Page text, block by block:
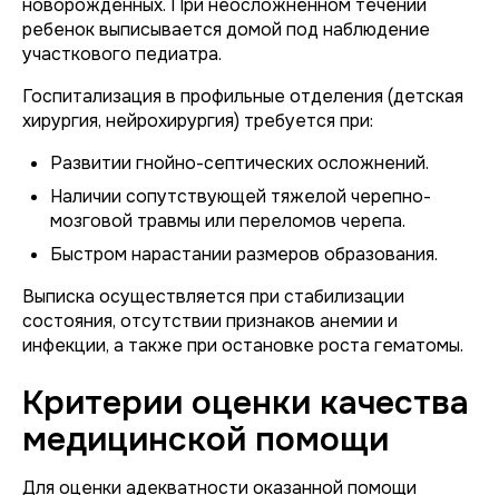
новорожденных. При неосложненном течении
ребенок выписывается домой под наблюдение
участкового педиатра.
Госпитализация в профильные отделения (детская
хирургия, нейрохирургия) требуется при:
Развитии гнойно-септических осложнений.
Наличии сопутствующей тяжелой черепно-
мозговой травмы или переломов черепа.
Быстром нарастании размеров образования.
Выписка осуществляется при стабилизации
состояния, отсутствии признаков анемии и
инфекции, а также при остановке роста гематомы.
Критерии оценки качества
медицинской помощи
Для оценки адекватности оказанной помощи